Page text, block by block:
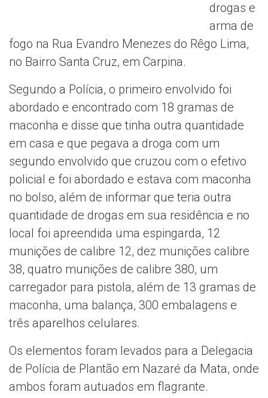
drogas e
arma de
fogo na Rua Evandro Menezes do Rêgo Lima,
no Bairro Santa Cruz, em Carpina.
Segundo a Polícia, o primeiro envolvido foi
abordado e encontrado com 18 gramas de
maconha e disse que tinha outra quantidade
em casa e que pegava a droga com um
segundo envolvido que cruzou com o efetivo
policial e foi abordado e estava com maconha
no bolso, além de informar que teria outra
quantidade de drogas em sua residência e no
local foi apreendida uma espingarda, 12
munições de calibre 12, dez munições calibre
38, quatro munições de calibre 380, um
carregador para pistola, além de 13 gramas de
maconha, uma balança, 300 embalagens e
três aparelhos celulares.
Os elementos foram levados para a Delegacia
de Polícia de Plantão em Nazaré da Mata, onde
ambos foram autuados em flagrante.